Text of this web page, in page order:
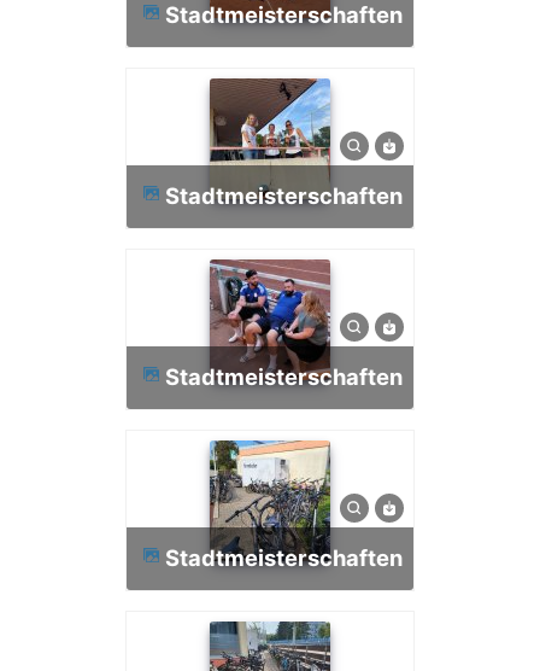
Stadtmeisterschaften
Stadtmeisterschaften
Stadtmeisterschaften
Stadtmeisterschaften